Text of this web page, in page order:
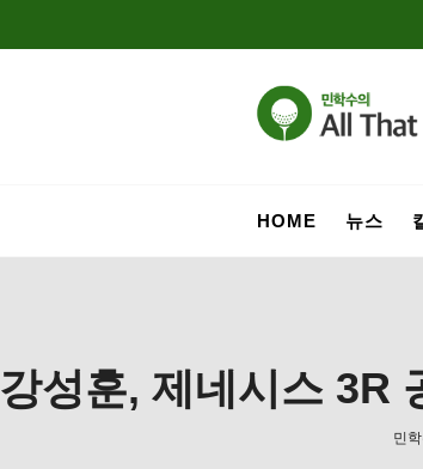
HOME 뉴스
강성훈, 제네시스 3R
민